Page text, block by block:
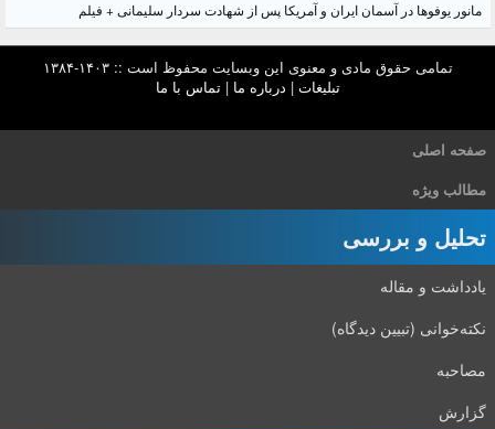
مانور یوفوها در آسمان ایران و آمریکا پس از شهادت سردار سلیمانی + فیلم
تمامی حقوق مادی و معنوی این وبسایت محفوظ است :: ۱۴۰۳-۱۳۸۴
تبلیغات | درباره ما |تماس با ما
صفحه اصلی
مطالب ویژه
تحلیل و بررسی
یادداشت و مقاله
نکته‌خوانی (تبیین دیدگاه)
مصاحبه
گزارش